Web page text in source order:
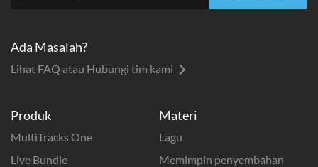
Produk
MultiTracks One
Live Bundle
Materi
Lagu
Memimpin penyembahan
Ada Masalah?
Lihat FAQ atau Hubungi tim kami